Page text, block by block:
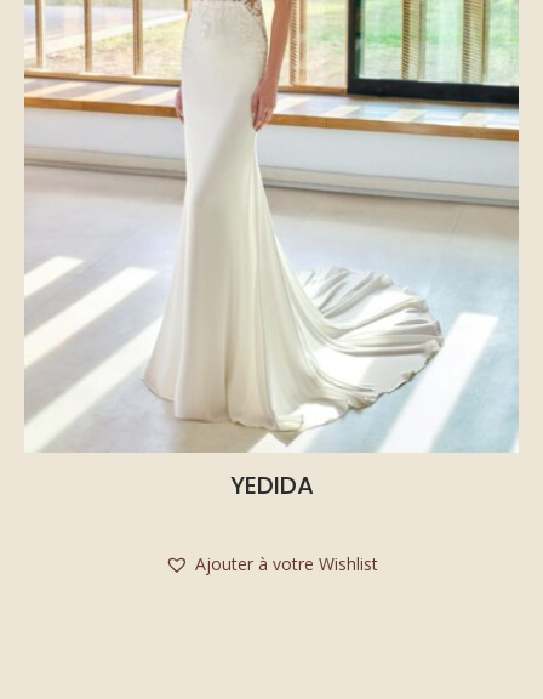
YEDIDA
Ajouter à votre Wishlist